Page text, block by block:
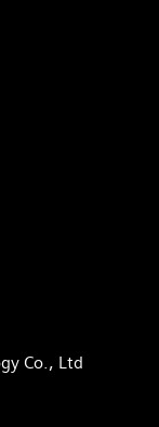
Co., Ltd